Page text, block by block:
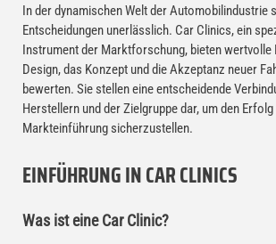
In der dynamischen Welt der Automobilindustrie
Entscheidungen unerlässlich. Car Clinics, ein
Instrument der Marktforschung, bieten wertvolle
Design, das Konzept und die Akzeptanz neuer
bewerten. Sie stellen eine entscheidende
Herstellern und der Zielgruppe dar, um den
Markteinführung sicherzustellen.
EINFÜHRUNG IN CAR CLINICS
Was ist eine Car Clinic?